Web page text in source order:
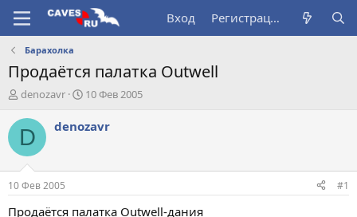
Вход Регистрация
Барахолка
Продаётся палатка Outwell
А
т
т
е
м
ы
denozavr
Д
т
а
л
10 Фев 2005
D denozavr
10 Фев 2005 #1
Продаётся палатка Outwell-дания